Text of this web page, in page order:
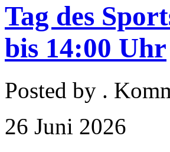
Tag des
bis 14:00 Uhr
Posted by .
26 Juni 2026